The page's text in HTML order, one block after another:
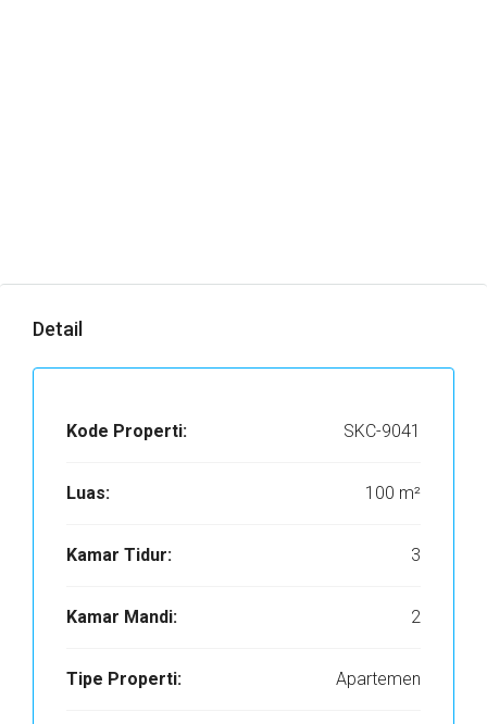
Detail
Kode Properti: SKC-9041
Luas: 100 m²
Kamar Tidur: 3
Kamar Mandi: 2
Tipe Properti: Apartemen